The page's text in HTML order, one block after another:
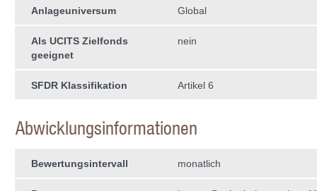
Anlageuniversum Global
Als UCITS Zielfonds
geeignet
nein
SFDR Klassifikation Artikel 6
Abwicklungsinformationen
Bewertungsintervall monatlich